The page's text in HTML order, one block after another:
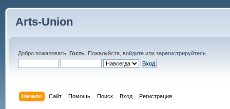
Arts-Union
Добро пожаловать, Гость. Пожалуйста, войдитеили зарегистрируйтесь.
Начало Сайт Помощь Поиск Вход Регистрация